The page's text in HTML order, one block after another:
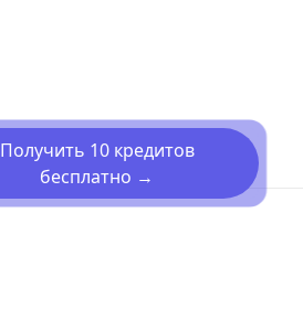
Получить 10 кредитов
бесплатно →